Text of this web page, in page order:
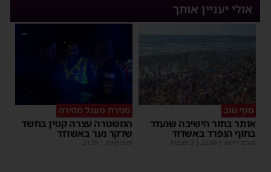
אולי יעניין אותך
סוף טוב
אותר בחור הישיבה שנעדר
בחוף הנפרד באשדוד
מנחם דויטש 22:08
סגירת מעגל מהירה
המשטרה עצרה קטין בחשד
שדקר נער באשדוד
משה קאהן 21:59